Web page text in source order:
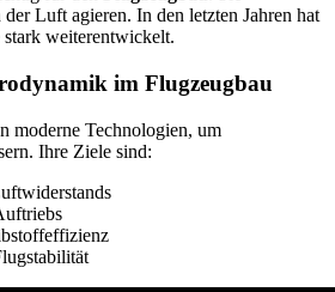
Luft agieren. In den letzten Jahren hat
stark weiterentwickelt.
im Flugzeugbau
moderne Technologien, um
Ihre Ziele sind: